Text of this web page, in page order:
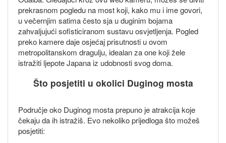
prekrasnom pogledu na most koji, kako mu i ime govori,
u večernjim satima često sja u duginim bojama
zahvaljujući sofisticiranom sustavu osvjetljenja. Pogled
preko kamere daje osjećaj prisutnosti u ovom
metropolitanskom dragulju, idealan za one koji žele
istražiti ljepote Japana iz udobnosti svog doma.
Što posjetiti u okolici Duginog mosta
Područje oko Duginog mosta prepuno je atrakcija koje
čekaju da ih istražiš. Evo nekoliko prijedloga što možeš
posjetiti: